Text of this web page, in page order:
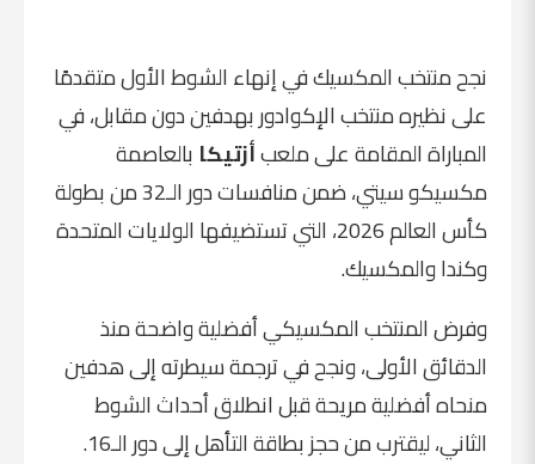
نجح منتخب المكسيك في إنهاء الشوط الأول متقدمًا
على نظيره منتخب الإكوادور بهدفين دون مقابل، في
المباراة المقامة على ملعبأزتيكا بالعاصمة
مكسيكو سيتي، ضمن منافسات دور الـ32 من بطولة
كأس العالم 2026، التي تستضيفها الولايات المتحدة
وكندا والمكسيك.
وفرض المنتخب المكسيكي أفضلية واضحة منذ
الدقائق الأولى، ونجح في ترجمة سيطرته إلى هدفين
منحاه أفضلية مريحة قبل انطلاق أحداث الشوط
الثاني، ليقترب من حجز بطاقة التأهل إلى دور الـ16.